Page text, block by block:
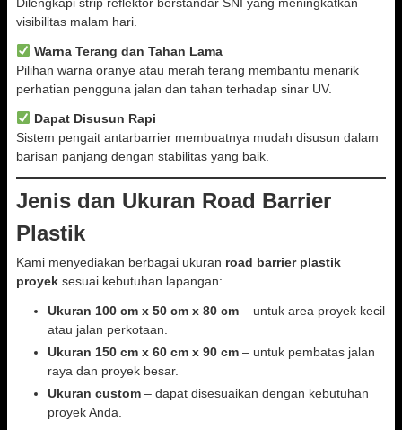
visibilitas malam hari.
Warna Terang dan Tahan Lama
Pilihan warna oranye atau merah terang membantu menarik
perhatian pengguna jalan dan tahan terhadap sinar UV.
Dapat Disusun Rapi
Sistem pengait antarbarrier membuatnya mudah disusun dalam
barisan panjang dengan stabilitas yang baik.
Jenis dan Ukuran Road Barrier
Plastik
Kami menyediakan berbagai ukuran road barrier plastik
proyek sesuai kebutuhan lapangan:
Ukuran 100 cm x 50 cm x 80 cm – untuk area proyek kecil
atau jalan perkotaan.
Ukuran 150 cm x 60 cm x 90 cm – untuk pembatas jalan
raya dan proyek besar.
Ukuran custom – dapat disesuaikan dengan kebutuhan
proyek Anda.